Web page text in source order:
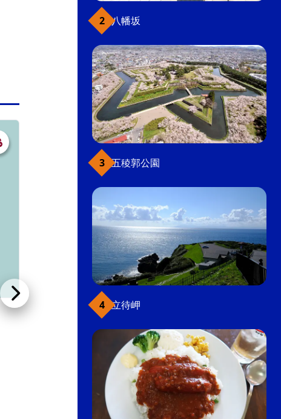
元町・函館山
ホテル八幡坂
ホテル・ビジネスホテル
八幡坂
五稜郭公園
立待岬